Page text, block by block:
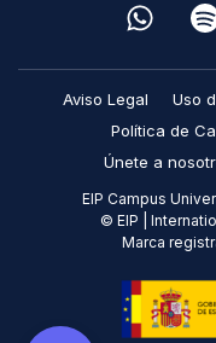
Aviso Legal Uso
Política de
Únete a
EIP Campus
© EIP |
Marca